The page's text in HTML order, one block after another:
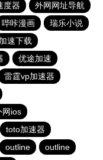
度器
外网网址导航
哔咔漫画
瑞乐小说
速下载
优途加速
雷霆vp加速器
网ios
toto加速器
outline outline